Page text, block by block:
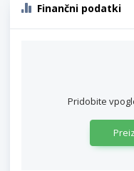
Finančni podatki
Pridobite